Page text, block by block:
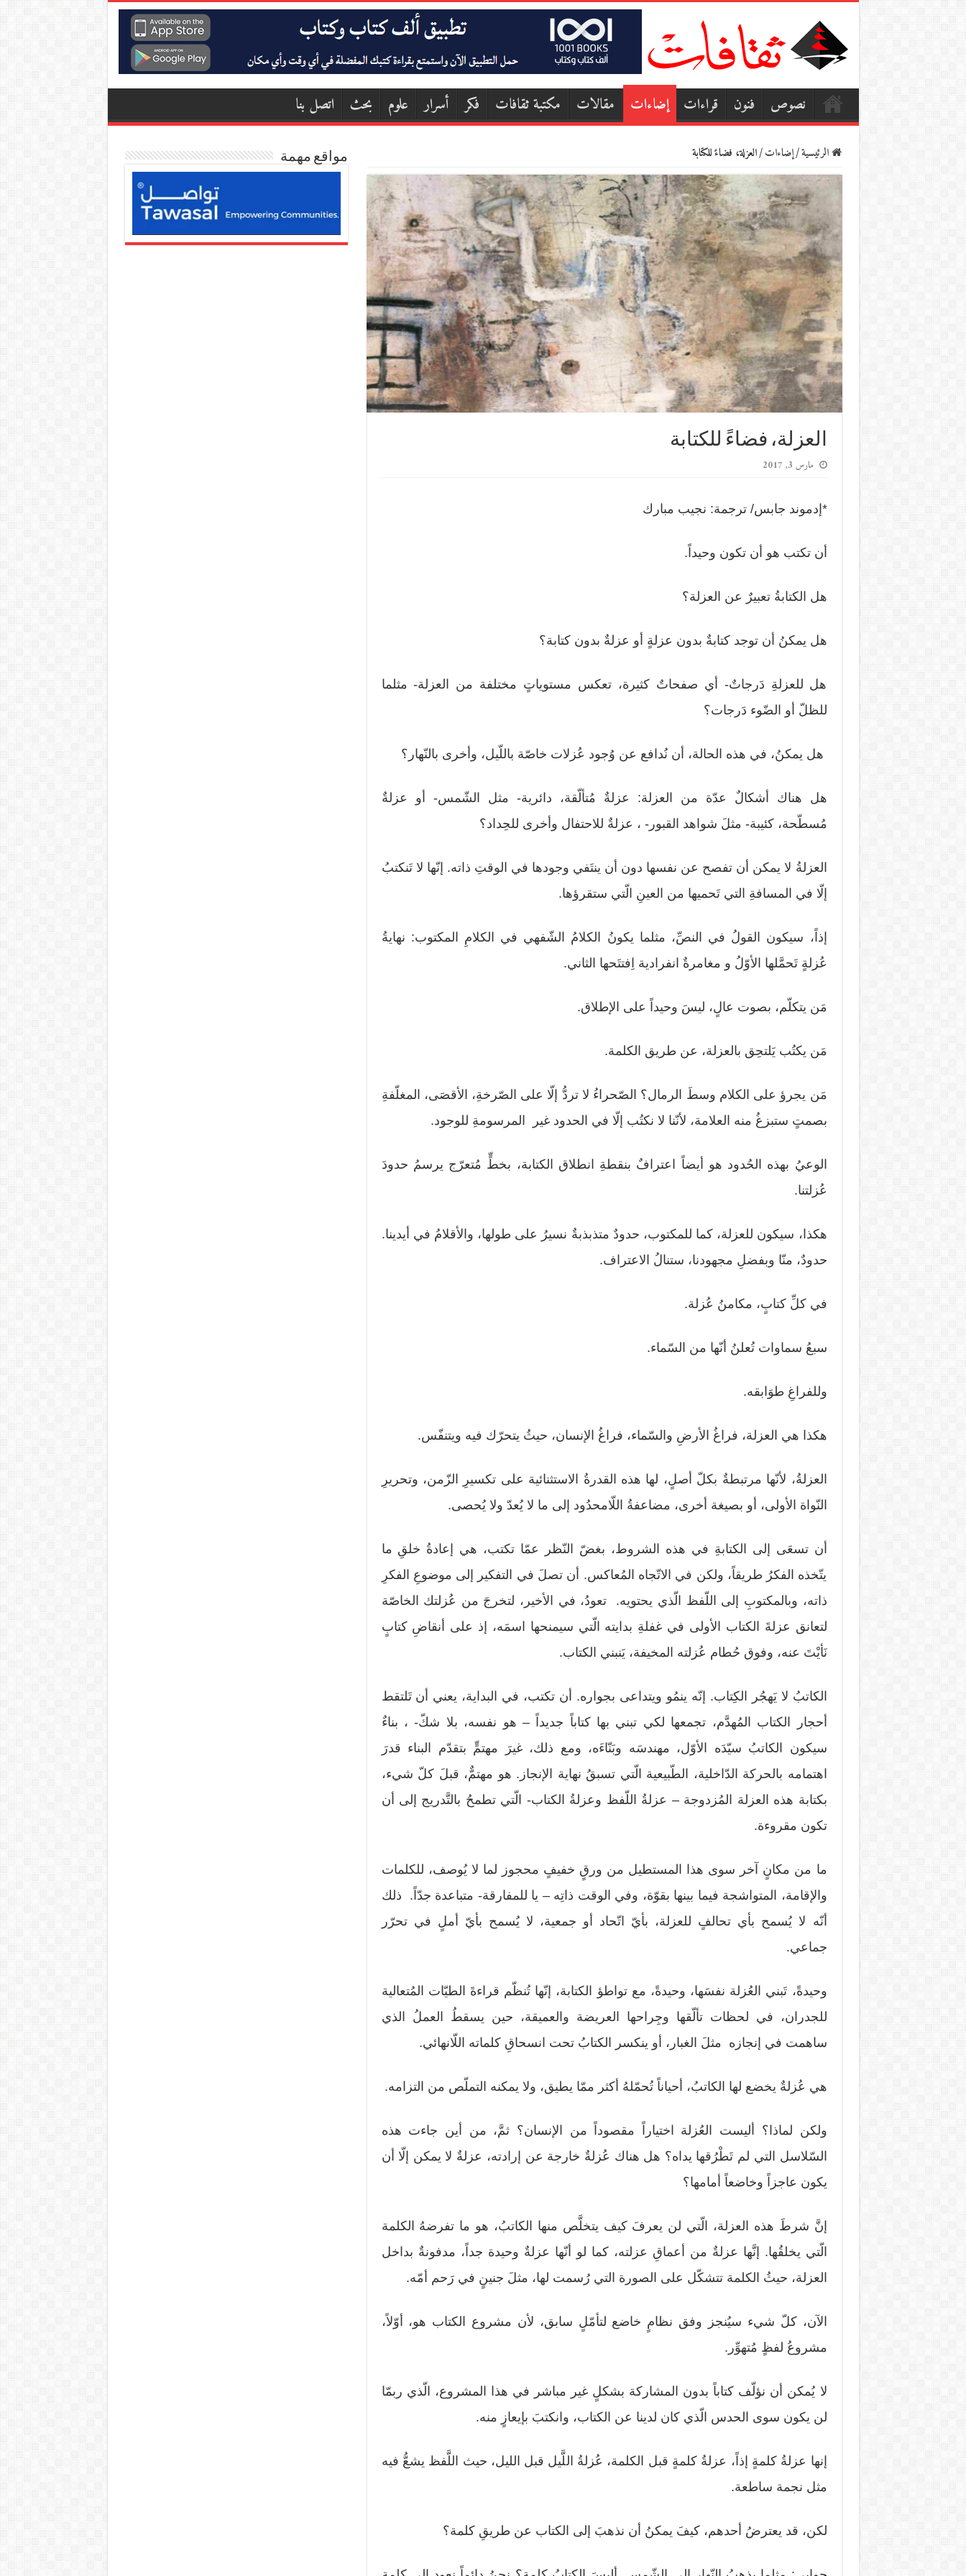
نصوص فنون قراءات إضاءات مقالات مكتبة ثقافات فكر أسرار علوم بحث اتصل بنا
الرئيسية/إضاءات/العزلة، فضاءً للكتابة
العزلة، فضاءً للكتابة
مارس 3, 2017
*إدموند جابس/ ترجمة: نجيب مبارك
أن تكتب هو أن تكون وحيداً.
هل الكتابةُ تعبيرٌ عن العزلة؟
هل يمكنُ أن توجد كتابةٌ بدون عزلةٍ أو عزلةٌ بدون كتابة؟
هل للعزلةِ دَرجاتٌ- أي صفحاتٌ كثيرة، تعكس مستوياتٍ مختلفة من العزلة- مثلما
للظلّ أو الضّوء دَرجات؟
هل يمكنُ، في هذه الحالة، أن نُدافع عن وُجود عُزلات خاصّة باللّيل، وأخرى بالنّهار؟
هل هناك أشكالٌ عدّة من العزلة: عزلةٌ مُتألّقة، دائرية- مثل الشّمس- أو عزلةٌ
مُسطّحة، كئيبة- مثلَ شواهد القبور- ، عزلةٌ للاحتفال وأخرى للحِداد؟
العزلةُ لا يمكن أن تفصح عن نفسها دون أن ينتَفي وجودها في الوقتِ ذاته. إنّها لا تَنكتبُ
إلّا في المسافةِ التي تَحميها من العينِ الّتي ستقرؤها.
إذاً، سيكون القولُ في النصِّ، مثلما يكونُ الكلامُ الشّفهي في الكلامِ المكتوب: نهايةُ
عُزلةٍ تَحمَّلها الأوّلُ و مغامرةٌ انفرادية اِفتتَحها الثاني.
مَن يتكلّم، بصوت عالٍ، ليسَ وحيداً على الإطلاق.
مَن يكتُب يَلتحِق بالعزلة، عن طريق الكلمة.
مَن يجرؤ على الكلام وسطَ الرمال؟ الصّحراءُ لا تردُّ إلّا على الصّرخةِ، الأقصَى، المغلّفةِ
بصمتٍ ستبزغُ منه العلامة، لأنّنا لا نكتُب إلّا في الحدود غير المرسومةِ للوجود.
الوعيُ بهذه الحُدود هو أيضاً اعترافٌ بنقطةِ انطلاق الكتابة، بخطٍّ مُتعرّج يرسمُ حدودَ
عُزلتنا.
هكذا، سيكون للعزلة، كما للمكتوب، حدودٌ متذبذبةٌ نسيرُ على طولها، والأقلامُ في أيدينا.
حدودٌ، منّا وبفضلِ مجهودنا، ستنالُ الاعتراف.
في كلِّ كتابٍ، مكامنُ عُزلة.
سبعُ سماوات تُعلنُ أنّها من السّماء.
وللفراغِ طوَابقه.
هكذا هي العزلة، فراغُ الأرضِ والسّماء، فراغُ الإنسان، حيثُ يتحرّك فيه ويتنفّس.
العزلةُ، لأنّها مرتبطةٌ بكلّ أصلٍ، لها هذه القدرةُ الاستثنائية على تكسيرِ الزّمن، وتحريرِ
النّواة الأولى، أو بصيغة أخرى، مضاعفةُ اللّامحدُود إلى ما لا يُعدّ ولا يُحصى.
أن تسعَى إلى الكتابةِ في هذه الشروط، بغضّ النّظر عمّا تكتب، هي إعادةُ خلقِ ما
يتّخذه الفكرُ طريقاً، ولكن في الاتّجاه المُعاكس. أن تصلَ في التفكير إلى موضوعِ الفكرِ
ذاته، وبالمكتوبِ إلى اللّفظ الّذي يحتويه. تعودُ، في الأخير، لتخرجَ من عُزلتك الخاصّة
لتعانق عزلةَ الكتاب الأولى في غفلةِ بدايته الّتي سيمنحها اسمَه، إذ على أنقاضِ كتابٍ
نَأيْتَ عنه، وفوق حُطام عُزلته المخيفة، يَنبني الكتاب.
الكاتبُ لا يَهجُر الكِتاب. إنّه ينمُو ويتداعى بجواره. أن تكتب، في البداية، يعني أن تَلتقط
أحجار الكتاب المُهدَّم، تجمعها لكي تبني بها كتاباً جديداً – هو نفسه، بلا شكّ- ، بناءٌ
سيكون الكاتبُ سيّدَه الأوّل، مهندسَه وبَنّاءَه، ومع ذلك، غيرَ مهتمٍّ بتقدّم البناء قدرَ
اهتمامه بالحركة الدّاخلية، الطّبيعية الّتي تسبقُ نهاية الإنجاز. هو مهتمٌّ، قبلَ كلّ شيء،
بكتابة هذه العزلة المُزدوجة – عزلةُ اللّفظ وعزلةُ الكتاب- الّتي تطمحُ بالتَّدريج إلى أن
تكون مقروءة.
ما من مكانٍ آخر سوى هذا المستطيل من ورقٍ خفيفٍ محجوز لما لا يُوصف، للكلمات
والإقامة، المتواشجة فيما بينها بقوّة، وفي الوقت ذاتِه – يا للمفارقة- متباعدة جدّاً. ذلك
أنّه لا يُسمح بأي تحالفٍ للعزلة، بأيّ اتّحاد أو جمعية، لا يُسمح بأيّ أملٍ في تحرّر
جماعي.
وحيدةً، تَبني العُزلة نفسَها، وحيدةً، مع تواطؤ الكتابة، إنّها تُنظّم قراءةَ الطيّات المُتعالية
للجدران، في لحظات تألّقها وجِراحها العريضة والعميقة، حين يسقطُ العملُ الذي
ساهمت في إنجازه مثلَ الغبار، أو ينكسر الكتابُ تحت انسحاقِ كلماته اللّانهائي.
هي عُزلةٌ يخضع لها الكاتبُ، أحياناً تُحمّلهُ أكثر ممّا يطيق، ولا يمكنه التملّص من التزامه.
ولكن لماذا؟ أليست العُزلة اختياراً مقصوداً من الإنسان؟ ثمَّ، من أين جاءت هذه
السّلاسل التي لم تَطْرُقها يداه؟ هل هناك عُزلةٌ خارجة عن إرادته، عزلةٌ لا يمكن إلّا أن
يكون عاجزاً وخاضعاً أمامها؟
إنَّ شرطَ هذه العزلة، الّتي لن يعرفَ كيف يتخلَّص منها الكاتبُ، هو ما تفرضهُ الكلمة
الّتي يخلقُها. إنَّها عزلةٌ من أعماقِ عزلته، كما لو أنّها عزلةٌ وحيدة جداً، مدفونةٌ بداخل
العزلة، حيثُ الكلمة تتشكّل على الصورة التي رُسمت لها، مثلَ جنينٍ في رَحم أمّه.
الآن، كلّ شيء سيُنجز وفق نظامٍ خاضع لتأمّلٍ سابق، لأن مشروع الكتاب هو، أوّلاً،
مشروعُ لفظٍ مُتهوِّر.
لا يُمكن أن نؤلّف كتاباً بدون المشاركة بشكلٍ غير مباشر في هذا المشروع، الّذي ربمّا
لن يكون سوى الحدس الّذي كان لدينا عن الكتاب، وانكتبَ بإيعازٍ منه.
إنها عزلةُ كلمةٍ إذاً، عزلةُ كلمةٍ قبل الكلمة، عُزلةُ اللَّيل قبل الليل، حيث اللَّفظ يشعُّ فيه
مثل نجمة ساطعة.
لكن، قد يعترضُ أحدهم، كيفَ يمكنُ أن نذهبَ إلى الكتاب عن طريقِ كلمة؟
مواقع مهمة